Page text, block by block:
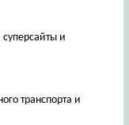
и
транспорта и